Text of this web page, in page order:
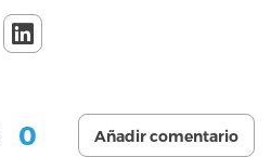
0 Añadir comentario